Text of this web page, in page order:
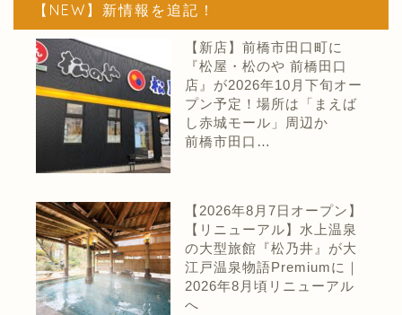
【NEW】新情報を追記！
【新店】前橋市田口町に
『松屋・松のや 前橋田口
店』が2026年10月下旬オー
プン予定！場所は「まえば
し赤城モール」周辺か
前橋市田口…
【2026年8月7日オープン】
【リニューアル】水上温泉
の大型旅館『松乃井』が大
江戸温泉物語Premiumに｜
2026年8月頃リニューアル
へ